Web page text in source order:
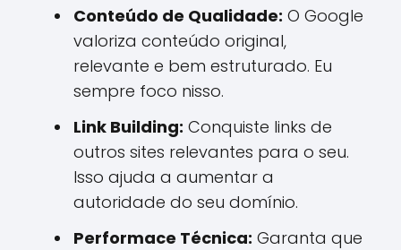
Conteúdo de Qualidade: O Google
valoriza conteúdo original,
relevante e bem estruturado. Eu
sempre foco nisso.
Link Building: Conquiste links de
outros sites relevantes para o seu.
Isso ajuda a aumentar a
autoridade do seu domínio.
Performace Técnica: Garanta que